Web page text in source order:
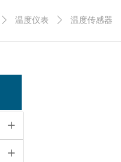
ꄲ 温度仪表 ꄲ 温度传感器
ꄶ
ꄶ